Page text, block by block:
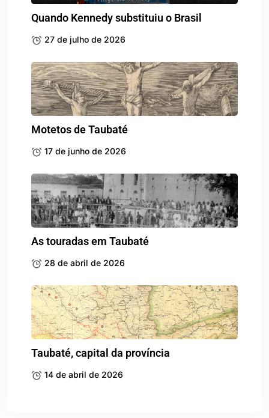
Quando Kennedy substituiu o Brasil
27 de julho de 2026
Motetos de Taubaté
17 de junho de 2026
As touradas em Taubaté
28 de abril de 2026
Taubaté, capital da província
14 de abril de 2026